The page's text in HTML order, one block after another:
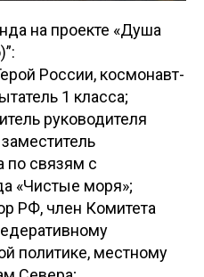
на проекте «Душа
России, космонавт-
1 класса;
руководителя
по связям с
«Чистые моря»;
РФ, член Комитета
политике, местному